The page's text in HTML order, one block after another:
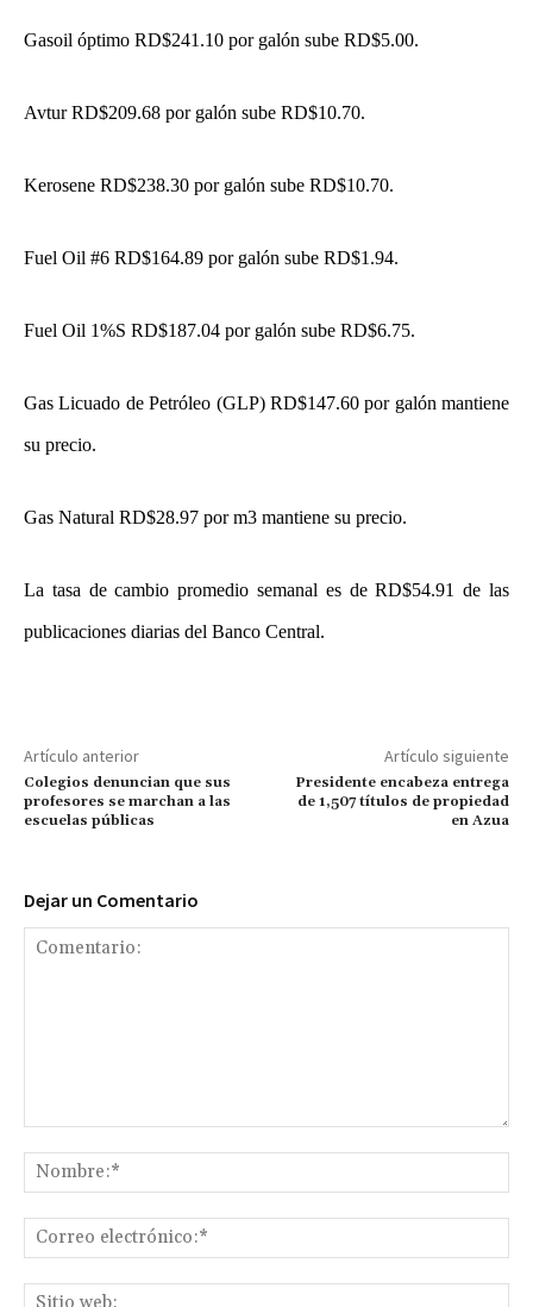
Gasoil óptimo RD$241.10 por galón sube RD$5.00.
Avtur RD$209.68 por galón sube RD$10.70.
Kerosene RD$238.30 por galón sube RD$10.70.
Fuel Oil #6 RD$164.89 por galón sube RD$1.94.
Fuel Oil 1%S RD$187.04 por galón sube RD$6.75.
Gas Licuado de Petróleo (GLP) RD$147.60 por galón mantiene
su precio.
Gas Natural RD$28.97 por m3 mantiene su precio.
La tasa de cambio promedio semanal es de RD$54.91 de las
publicaciones diarias del Banco Central.
Artículo anterior
Colegios denuncian que sus
profesores se marchan a las
escuelas públicas
Artículo siguiente
Presidente encabeza entrega
de 1,507 títulos de propiedad
en Azua
Dejar un Comentario